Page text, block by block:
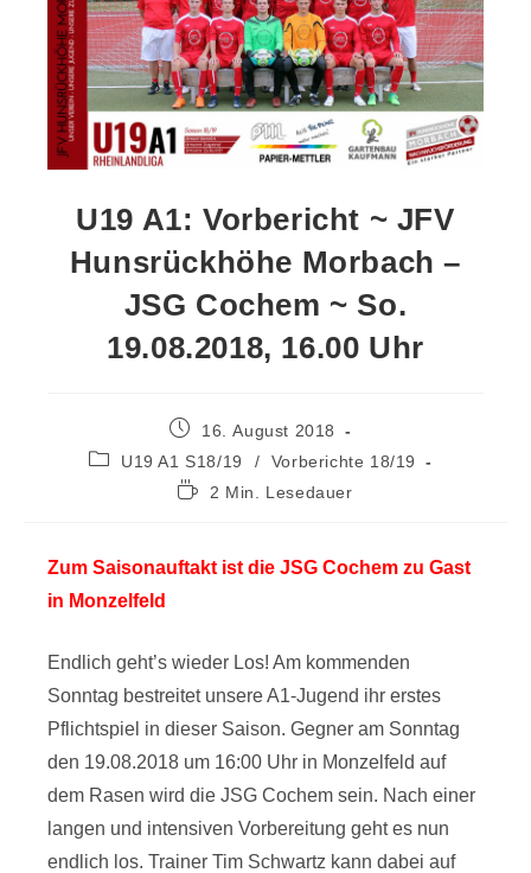
U19 A1: Vorbericht ~ JFV
Hunsrückhöhe Morbach –
JSG Cochem ~ So.
19.08.2018, 16.00 Uhr
16. August 2018
U19 A1 S18/19
/
Vorberichte 18/19
2 Min. Lesedauer
Zum Saisonauftakt ist die JSG Cochem zu Gast
in Monzelfeld
Endlich geht’s wieder Los! Am kommenden
Sonntag bestreitet unsere A1-Jugend ihr erstes
Pflichtspiel in dieser Saison. Gegner am Sonntag
den 19.08.2018 um 16:00 Uhr in Monzelfeld auf
dem Rasen wird die JSG Cochem sein. Nach einer
langen und intensiven Vorbereitung geht es nun
endlich los. Trainer Tim Schwartz kann dabei auf